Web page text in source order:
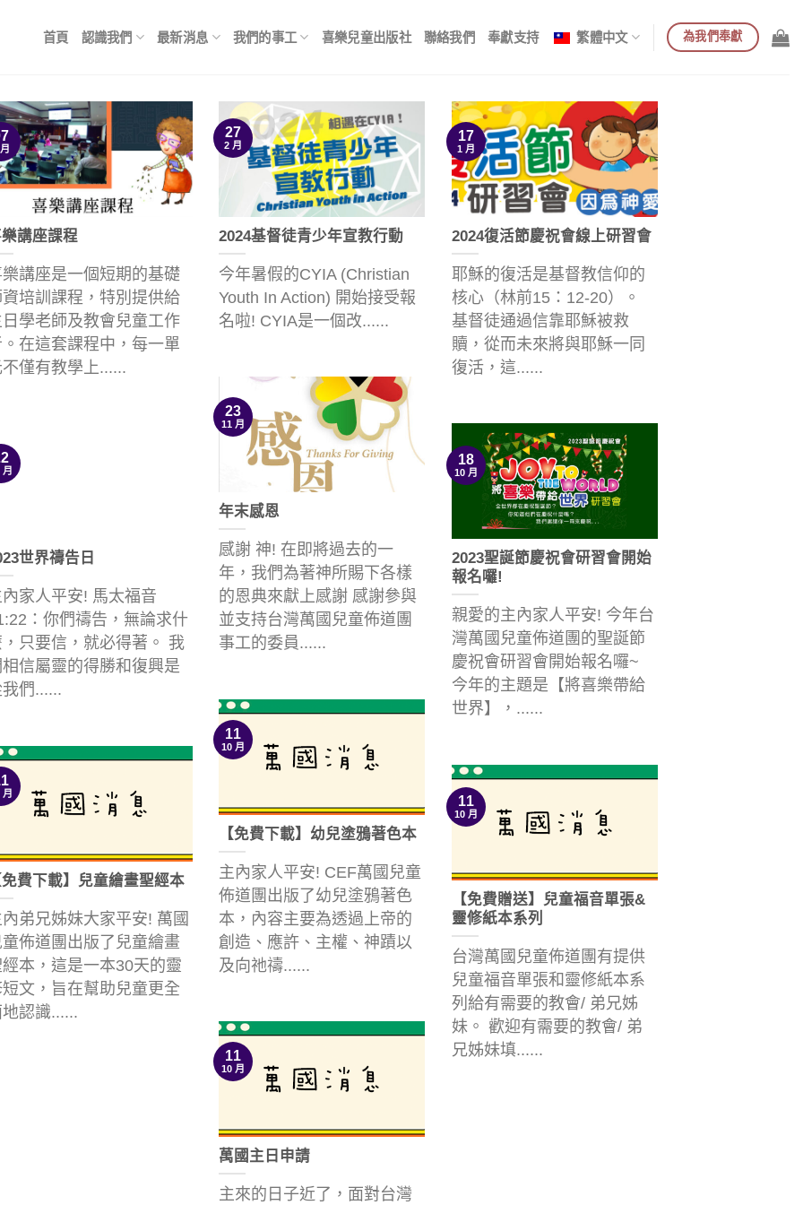
首頁 認識我們 最新消息 我們的事工 喜樂兒童出版社 聯絡我們 奉獻支持 繁體中文 為我們奉獻
講座課程
講座是一個短期的基礎
培訓課程，特別提供給
學老師及教會兒童工作
在這套課程中，每一單
僅有教學上......
2024基督徒青少年宣教行動
今年暑假的CYIA (Christian
Youth In Action) 開始接受報
名啦! CYIA是一個改......
27
2 月
2024復活節慶祝會線上研習會
耶穌的復活是基督教信仰的
核心（林前15：12-20）。
基督徒通過信靠耶穌被救
贖，從而未來將與耶穌一同
復活，這......
17
1 月
年末感恩
感謝 神! 在即將過去的一
年，我們為著神所賜下各樣
的恩典來獻上感謝 感謝參與
並支持台灣萬國兒童佈道團
事工的委員......
23
11 月
世界禱告日
家人平安! 馬太福音
：你們禱告，無論求什
只要信，就必得著。 我
信屬靈的得勝和復興是
們......
月
2023聖誕節慶祝會研習會開始
報名囉!
親愛的主內家人平安! 今年台
灣萬國兒童佈道團的聖誕節
慶祝會研習會開始報名囉~
今年的主題是【將喜樂帶給
世界】，......
18
10 月
【免費下載】幼兒塗鴉著色本
主內家人平安! CEF萬國兒童
佈道團出版了幼兒塗鴉著色
本，內容主要為透過上帝的
創造、應許、主權、神蹟以
及向祂禱......
11
10 月
費下載】兒童繪畫聖經本
弟兄姊妹大家平安! 萬國
佈道團出版了兒童繪畫
本，這是一本30天的靈
文，旨在幫助兒童更全
認識......
月
【免費贈送】兒童福音單張&
靈修紙本系列
台灣萬國兒童佈道團有提供
兒童福音單張和靈修紙本系
列給有需要的教會/ 弟兄姊
妹。 歡迎有需要的教會/ 弟
兄姊妹填......
11
10 月
萬國主日申請
主來的日子近了，面對台灣
11
10 月